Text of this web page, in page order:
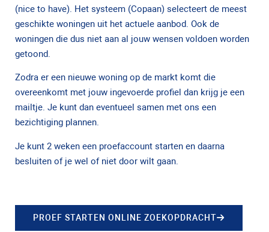
(nice to have). Het systeem (Copaan) selecteert de meest
geschikte woningen uit het actuele aanbod. Ook de
woningen die dus niet aan al jouw wensen voldoen worden
getoond.
Zodra er een nieuwe woning op de markt komt die
overeenkomt met jouw ingevoerde profiel dan krijg je een
mailtje. Je kunt dan eventueel samen met ons een
bezichtiging plannen.
Je kunt 2 weken een proefaccount starten en daarna
besluiten of je wel of niet door wilt gaan.
PROEF STARTEN ONLINE ZOEKOPDRACHT